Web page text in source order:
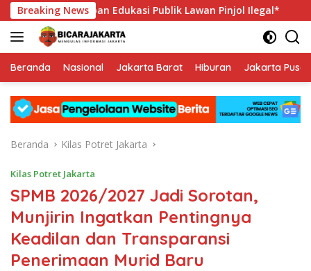
Langsung
ke
konten
Breaking News
Terdepan Edukasi Publik Lawan Pinjol Ilegal*
Beranda Nasional Jakarta Barat Hiburan Jakarta Pusat
Beranda Kilas Potret Jakarta
Kilas Potret Jakarta
SPMB 2026/2027 Jadi Sorotan,
Munjirin Ingatkan Pentingnya
Keadilan dan Transparansi
Penerimaan Murid Baru